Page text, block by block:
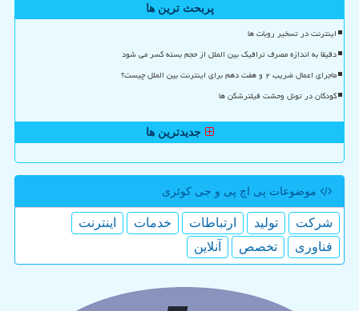
پربحث ترین ها
اینترنت در تسخیر روبات ها
دقیقا به اندازه مصرف ترافیک بین الملل از حجم بسته کسر می شود
ماجرای اعمال ضریب ۲ و هفت دهم برای اینترنت بین الملل چیست؟
کودکان در تونل وحشت فیلترشکن ها
جدیدترین ها
موضوعات پی اچ پی و جی كوئری
شركت تولید ارتباطات خدمات
اینترنت
فناوری
تخصص آنلاین